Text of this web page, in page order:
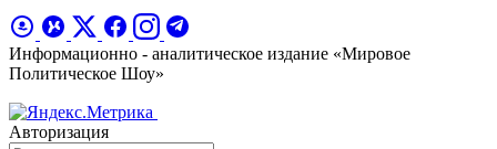
Информационно - аналитическое издание «Мировое
Политическое Шоу»
Авторизация